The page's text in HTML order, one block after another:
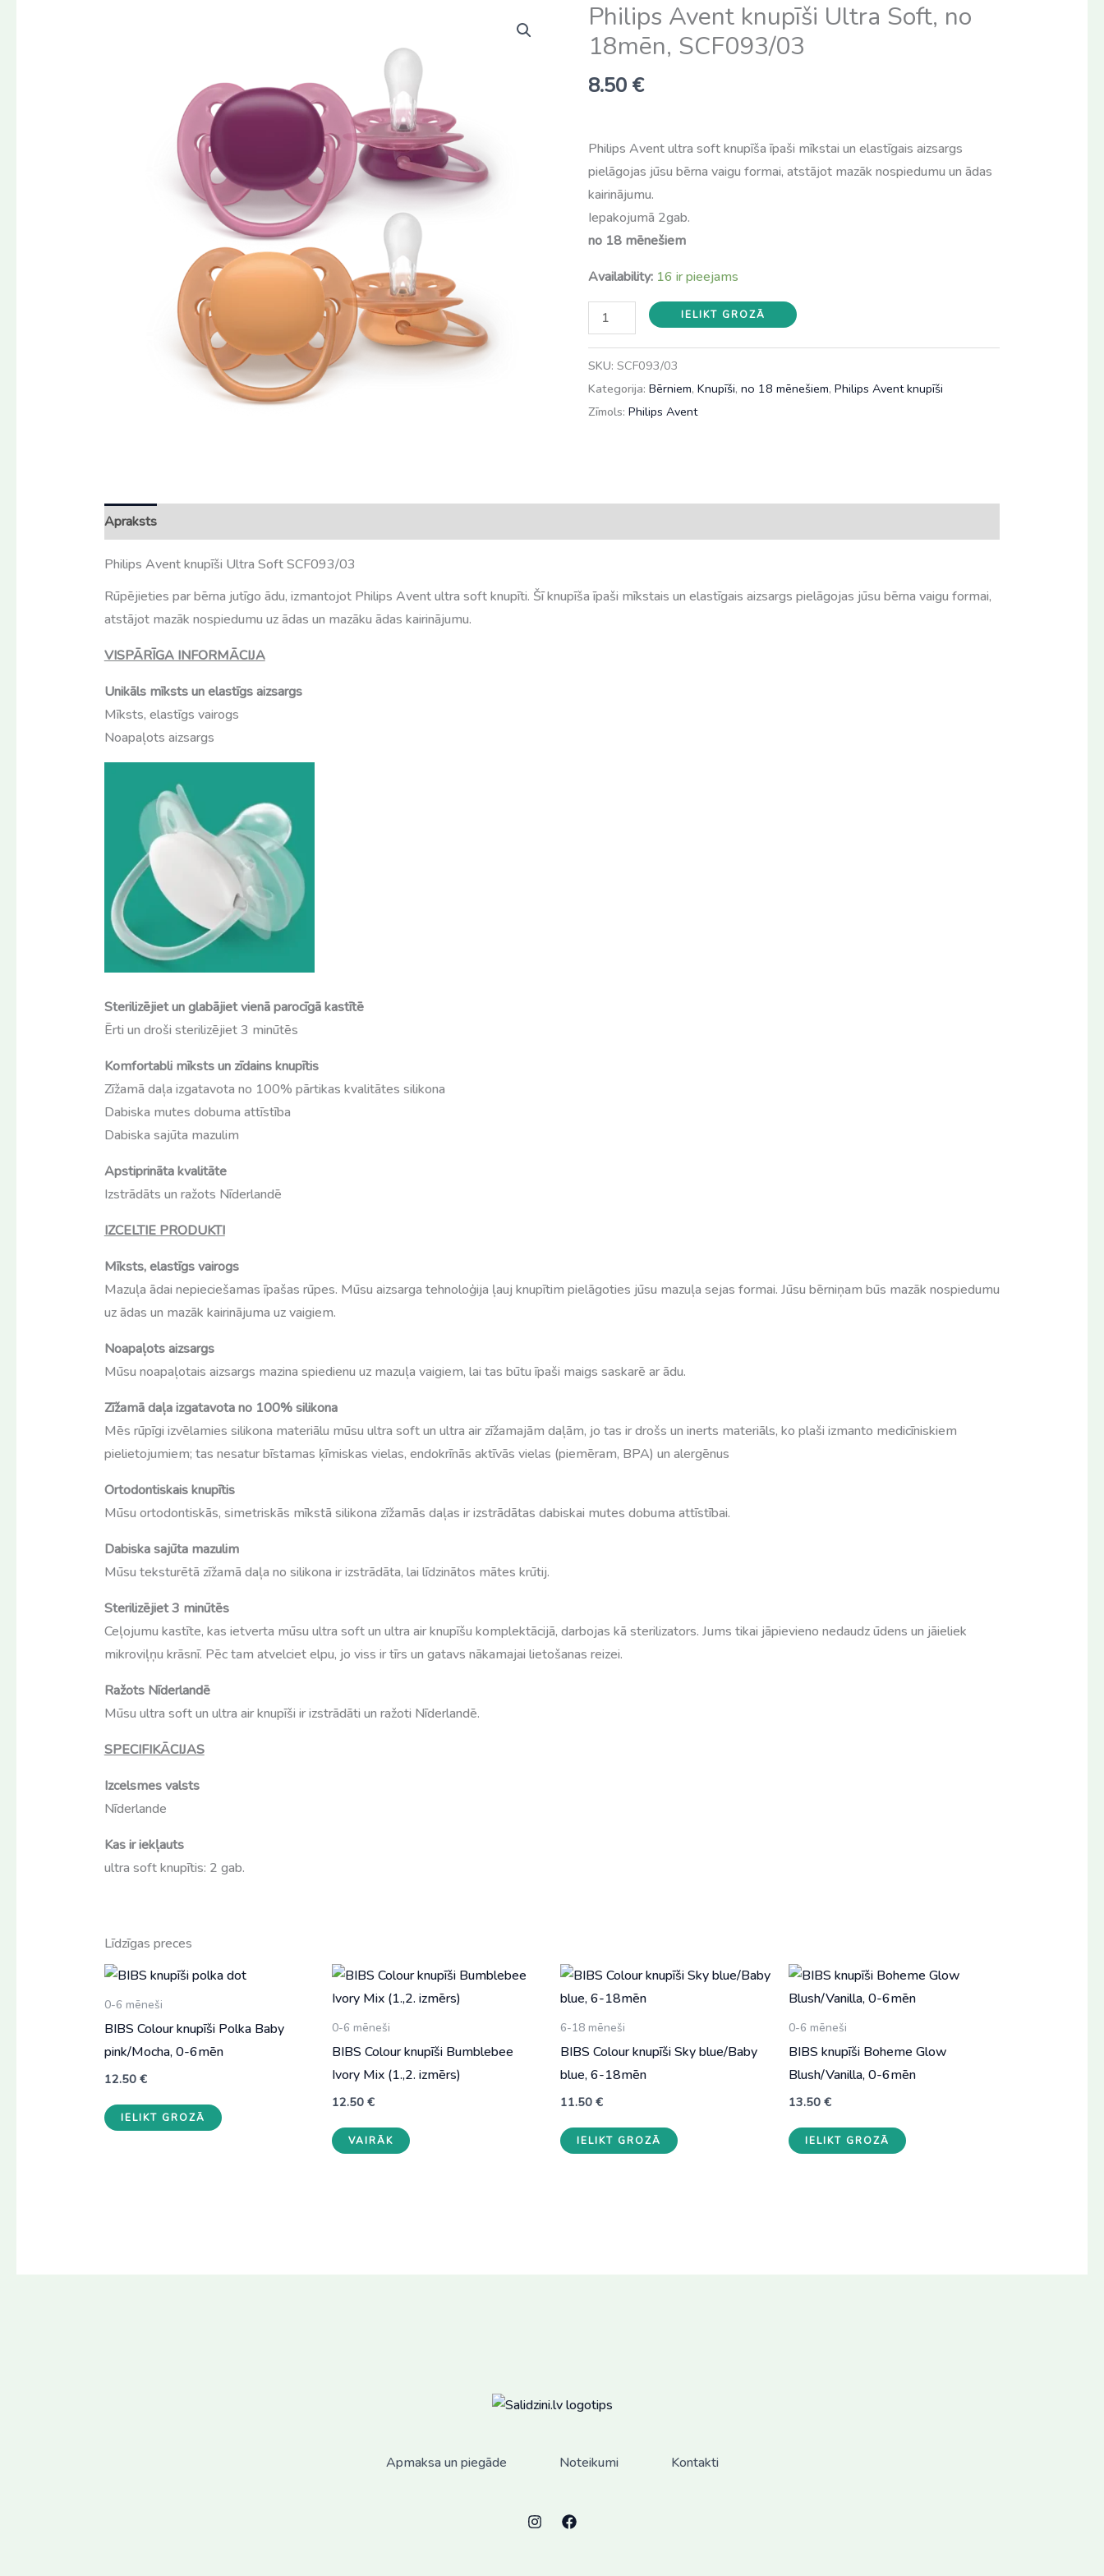
Philips Avent knupīši Ultra Soft, no
18mēn, SCF093/03
8.50 €
Philips Avent ultra soft knupīša īpaši mīkstai un elastīgais aizsargs
pielāgojas jūsu bērna vaigu formai, atstājot mazāk nospiedumu un ādas
kairinājumu.
Iepakojumā 2gab.
no 18 mēnešiem
Availability: 16 ir pieejams
Philips
Avent
knupīši
Ultra
Soft,
IELIKT GROZĀ
SKU: SCF093/03
Kategorija: Bērniem, Knupīši, no 18 mēnešiem, Philips Avent knupīši
Zīmols: Philips Avent
Apraksts
Philips Avent knupīši Ultra Soft SCF093/03
Rūpējieties par bērna jutīgo ādu, izmantojot Philips Avent ultra soft knupīti. Šī knupīša īpaši mīkstais un elastīgais aizsargs pielāgojas jūsu bērna vaigu formai,
atstājot mazāk nospiedumu uz ādas un mazāku ādas kairinājumu.
VISPĀRĪGA INFORMĀCIJA
Unikāls mīksts un elastīgs aizsargs
Mīksts, elastīgs vairogs
Noapaļots aizsargs
Sterilizējiet un glabājiet vienā parocīgā kastītē
Ērti un droši sterilizējiet 3 minūtēs
Komfortabli mīksts un zīdains knupītis
Zīžamā daļa izgatavota no 100% pārtikas kvalitātes silikona
Dabiska mutes dobuma attīstība
Dabiska sajūta mazulim
Apstiprināta kvalitāte
Izstrādāts un ražots Nīderlandē
IZCELTIE PRODUKTI
Mīksts, elastīgs vairogs
Mazuļa ādai nepieciešamas īpašas rūpes. Mūsu aizsarga tehnoloģija ļauj knupītim pielāgoties jūsu mazuļa sejas formai. Jūsu bērniņam būs mazāk nospiedumu
uz ādas un mazāk kairinājuma uz vaigiem.
Noapaļots aizsargs
Mūsu noapaļotais aizsargs mazina spiedienu uz mazuļa vaigiem, lai tas būtu īpaši maigs saskarē ar ādu.
Zīžamā daļa izgatavota no 100% silikona
Mēs rūpīgi izvēlamies silikona materiālu mūsu ultra soft un ultra air zīžamajām daļām, jo tas ir drošs un inerts materiāls, ko plaši izmanto medicīniskiem
pielietojumiem; tas nesatur bīstamas ķīmiskas vielas, endokrīnās aktīvās vielas (piemēram, BPA) un alergēnus
Ortodontiskais knupītis
Mūsu ortodontiskās, simetriskās mīkstā silikona zīžamās daļas ir izstrādātas dabiskai mutes dobuma attīstībai.
Dabiska sajūta mazulim
Mūsu teksturētā zīžamā daļa no silikona ir izstrādāta, lai līdzinātos mātes krūtij.
Sterilizējiet 3 minūtēs
Ceļojumu kastīte, kas ietverta mūsu ultra soft un ultra air knupīšu komplektācijā, darbojas kā sterilizators. Jums tikai jāpievieno nedaudz ūdens un jāieliek
mikroviļņu krāsnī. Pēc tam atvelciet elpu, jo viss ir tīrs un gatavs nākamajai lietošanas reizei.
Ražots Nīderlandē
Mūsu ultra soft un ultra air knupīši ir izstrādāti un ražoti Nīderlandē.
SPECIFIKĀCIJAS
Izcelsmes valsts
Nīderlande
Kas ir iekļauts
ultra soft knupītis: 2 gab.
Līdzīgas preces
0-6 mēneši
BIBS Colour knupīši Polka Baby
pink/Mocha, 0-6mēn
12.50 €
IELIKT GROZĀ
0-6 mēneši
BIBS Colour knupīši Bumblebee
Ivory Mix (1.,2. izmērs)
12.50€
VAIRĀK
product
6-18 mēneši
BIBS Colour knupīši Sky blue/Baby
blue, 6-18mēn
11.50 €
IELIKT GROZĀ
0-6 mēneši
BIBS knupīši Boheme Glow
Blush/Vanilla, 0-6mēn
13.50 €
IELIKT GROZĀ
Apmaksa un piegāde Noteikumi Kontakti